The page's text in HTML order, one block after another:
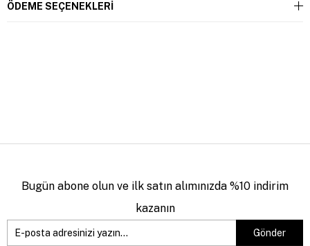
ÖDEME SEÇENEKLERI
Bugün abone olun ve ilk satın alımınızda %10 indirim
kazanın
Gönder